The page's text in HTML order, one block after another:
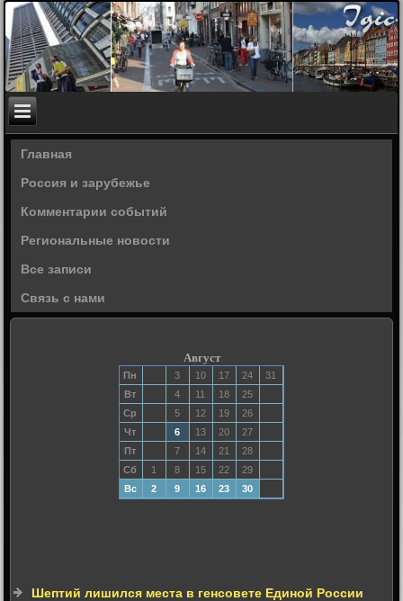
Главная
Россия и зарубежье
Комментарии событий
Региональные новости
Все записи
Связь с нами
Август
Пн 3 10 17 24
31
Вт
4 11 18
25
Ср
5 12 19
26
Чт
6 13 20
27
Пт
7 14 21
28
Сб
1 8 15 22
29
Вс
2 9 16 23 30
Шептий лишился места в генсовете Единой России